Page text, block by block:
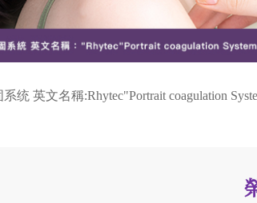
统 英文名稱:Rhytec"Portrait coagulation